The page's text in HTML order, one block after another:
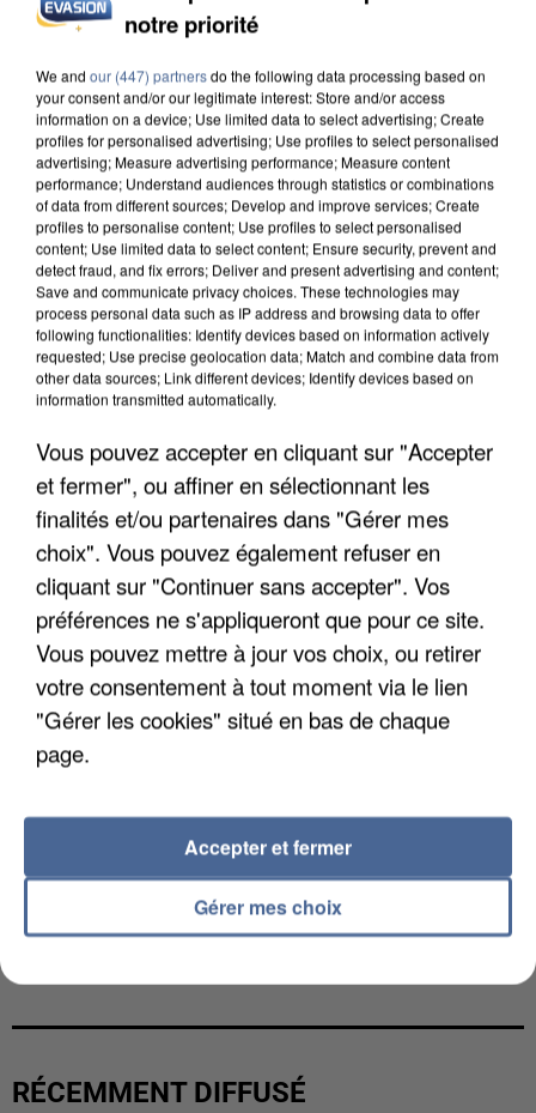
INCENDIES : L’ÎLE-DE-FRANCE LANCE UN ÉLAN
DE SOLIDARITÉ AVEC LES...
APRÈS TOUTES CES CANICULES, LES REFUGES
DE FAUNE SAUVAGE SONT...
L’UN DES FONDATEURS SUPPOSÉS DE LA DZ
RÉCEMMENT DIFFUSÉ
notre priorité
We and our (447) partnersdo the following data processing based on
your consent and/or our legitimate interest: Store and/or access
information on a device; Use limited data to select advertising; Create
profiles for personalised advertising; Use profiles to select personalised
advertising; Measure advertising performance; Measure content
performance; Understand audiences through statistics or combinations
of data from different sources; Develop and improve services; Create
profiles to personalise content; Use profiles to select personalised
content; Use limited data to select content; Ensure security, prevent and
detect fraud, and fix errors; Deliver and present advertising and content;
Save and communicate privacy choices. These technologies may
process personal data such as IP address and browsing data to offer
following functionalities: Identify devices based on information actively
requested; Use precise geolocation data; Match and combine data from
other data sources; Link different devices; Identify devices based on
information transmitted automatically.
Vous pouvez accepter en cliquant sur "Accepter
et fermer", ou affiner en sélectionnant les
finalités et/ou partenaires dans "Gérer mes
choix". Vous pouvez également refuser en
cliquant sur "Continuer sans accepter". Vos
préférences ne s'appliqueront que pour ce site.
Vous pouvez mettre à jour vos choix, ou retirer
votre consentement à tout moment via le lien
"Gérer les cookies" situé en bas de chaque
page.
Gérer mes choix
Accepter et fermer